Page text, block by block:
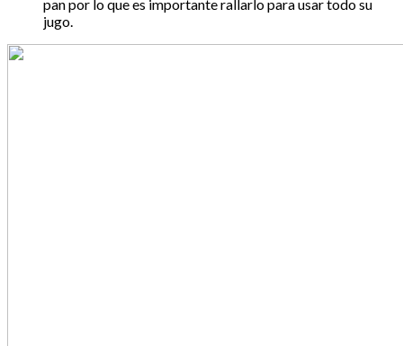
pan por lo que es importante rallarlo para usar todo su
jugo.